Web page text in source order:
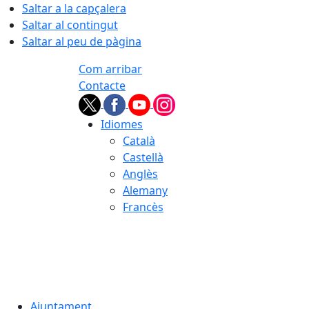
Saltar a la capçalera
Saltar al contingut
Saltar al peu de pàgina
Com arribar
Contacte
Idiomes
Català
Castellà
Anglès
Alemany
Francès